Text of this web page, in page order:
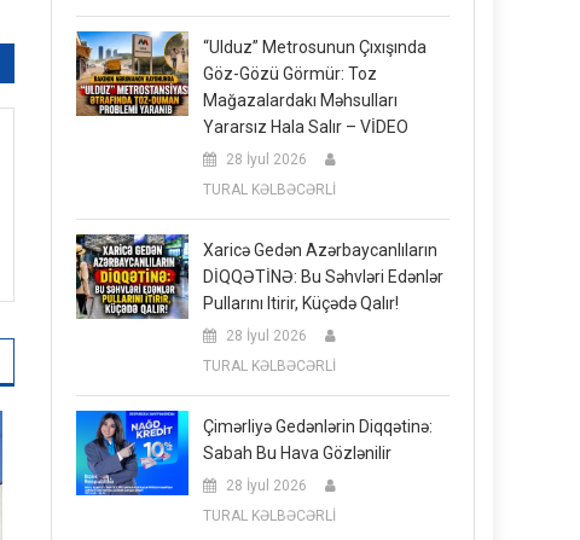
“Ulduz” Metrosunun Çıxışında
Göz-Gözü Görmür: Toz
Mağazalardakı Məhsulları
Yararsız Hala Salır – VİDEO
28 İyul 2026
TURAL KƏLBƏCƏRLİ
Xaricə Gedən Azərbaycanlıların
DİQQƏTİNƏ: Bu Səhvləri Edənlər
Pullarını Itirir, Küçədə Qalır!
28 İyul 2026
TURAL KƏLBƏCƏRLİ
Çimərliyə Gedənlərin Diqqətinə:
Sabah Bu Hava Gözlənilir
28 İyul 2026
TURAL KƏLBƏCƏRLİ